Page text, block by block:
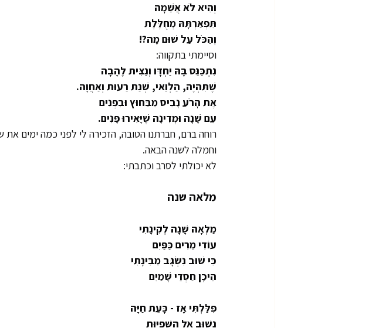
וְהִיא לֹא אֲשֵׁמָה
תִּפְאַרְתָּהּ מְחֻלֶּלֶת
וְהַכֹּל עַל שׁוּם מָה?!
וסיימתי בתקווה:
נִתְכַּנֵּס בָּהּ יַחְדָּו וְנַצִּית לֶהָבָה
שֶׁתִּהְיֶה, הַלְוַאי, שְׁנַת רֵעוּת וְאַחֲוָה.
אֶת הָרֹעַ נָבִיס מִבַּחוּץ וּבִפְנִים
עִם שָׁנָה וּמְדִינָה שֶׁיָּאִירוּ פָּנִים.
רוחה ברם, חברתנו הטובה, הזכירה לי לפני כמה ימים
וחמלה לשנה הבאה.
לא יכולתי לסרב וכתבתי:
מלאה שנה
מַלְאָה שָׁנָה לְקִינָתִי
עוֹדִי מֵרִים כַּפַּיִם
כִּי שׁוּב נִשְׂגָּב מִבִּינָתִי
הֵיכָן חַסְדֵי שָׁמַיִם
פִּלַּלְתִּי אָז - כָּעֵת חַיָּה
נָשׁוּב אֶל הַשְּׁפִיּוּת